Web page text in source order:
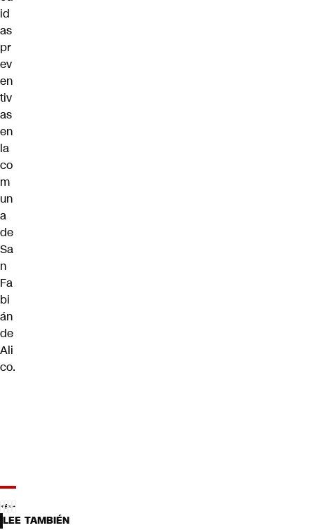
id
as
pr
ev
en
tiv
as
en
la
co
m
un
a
de
Sa
n
Fa
bi
án
de
Ali
co.
LEE TAMBIÉN